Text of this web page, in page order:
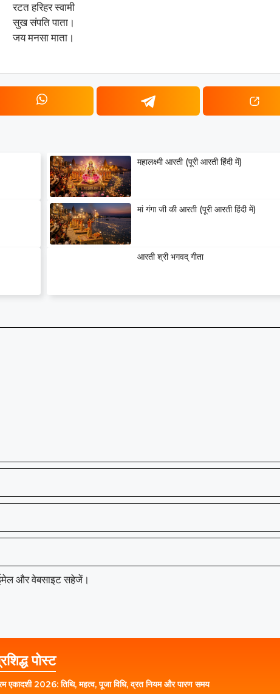
रटत हरिहर स्वामी
सुख संपति पाता।
जय मनसा माता।
महालक्ष्मी आरती (पूरी आरती हिंदी में)
मां गंगा जी की आरती (पूरी आरती हिंदी में)
आरती श्री भगवद् गीता
और वेबसाइट सहेजें।
पोस्ट
एकादशी 2026: तिथि, महत्व, पूजा विधि, व्रत नियम और पारण समय